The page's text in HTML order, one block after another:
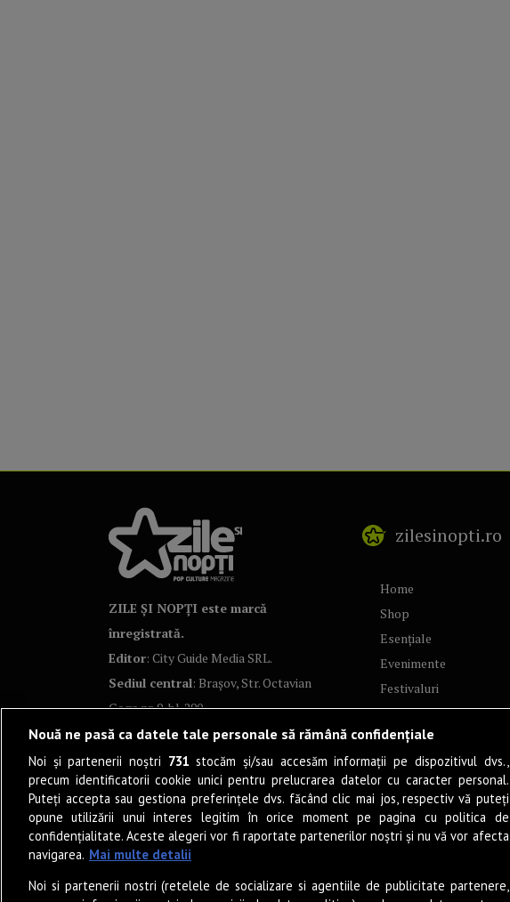
ZILE ȘI NOPȚI este marcă
înregistrată.
Editor: City Guide Media SRL.
Sediul central: Brașov, Str. Octavian
Goga nr. 9, bl. 290
zilesinopti.ro
Home
Shop
Esențiale
Evenimente
Festivaluri
Concerte
Artă & Cultură
Teatru
Film
Program filme
Lifestyle
Muzică
Nouă ne pasă ca datele tale personale să rămână confidențiale
Noi și partenerii noștri 731 stocăm și/sau accesăm informații pe dispozitivul dvs.,
precum identificatorii cookie unici pentru prelucrarea datelor cu caracter personal.
Puteți accepta sau gestiona preferințele dvs. făcând clic mai jos, respectiv vă puteți
opune utilizării unui interes legitim în orice moment pe pagina cu politica de
confidențialitate. Aceste alegeri vor fi raportate partenerilor noștri și nu vă vor afecta
navigarea. Mai multe detalii
Noi si partenerii nostri (retelele de socializare si agentiile de publicitate partenere,